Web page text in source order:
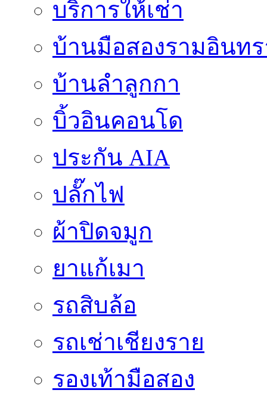
บริการให้เช่า
บ้านมือสองรามอินท
บ้านลำลูกกา
บิ้วอินคอนโด
ประกัน AIA
ปลั๊กไฟ
ผ้าปิดจมูก
ยาแก้เมา
รถสิบล้อ
รถเช่าเชียงราย
รองเท้ามือสอง